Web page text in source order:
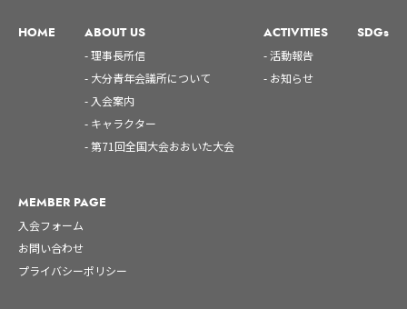
HOME ABOUT US
- 理事長所信
- 大分青年会議所について
- 入会案内
- キャラクター
- 第71回全国大会おおいた大会
ACTIVITIES
- 活動報告
- お知らせ
SDGs
MEMBER PAGE
入会フォーム
お問い合わせ
プライバシーポリシー